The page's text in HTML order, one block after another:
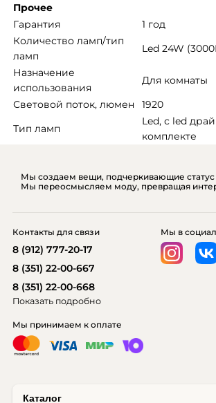
Прочее
Гарантия
1 год
Количество ламп/тип
ламп
Led 24W
Назначение
использования
Для комнаты
Световой поток, люмен
1920
Тип ламп
Led, с led
комплекте
Мы создаем вещи, подчеркивающие статус
Мы переосмысляем моду, превращая
Каталог
Мы принимаем к оплате
Мы в
Контакты для связи
8 (912) 777-20-17
8 (351) 22-00-667
8 (351) 22-00-668
Показать подробно